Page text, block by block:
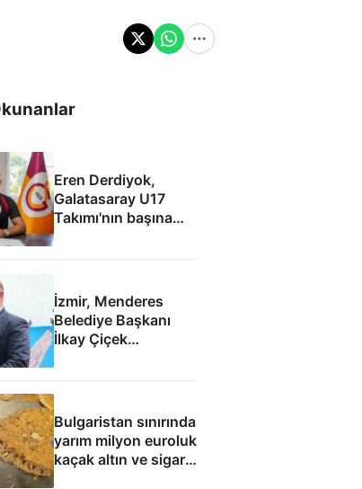
Eren Derdiyok,
Galatasaray U17
Takımı'nın başına
geçti
İzmir, Menderes
Belediye Başkanı
İlkay Çiçek
Bulgaristan sınırında
yarım milyon euroluk
kaçak altın ve sigara
yakalandı